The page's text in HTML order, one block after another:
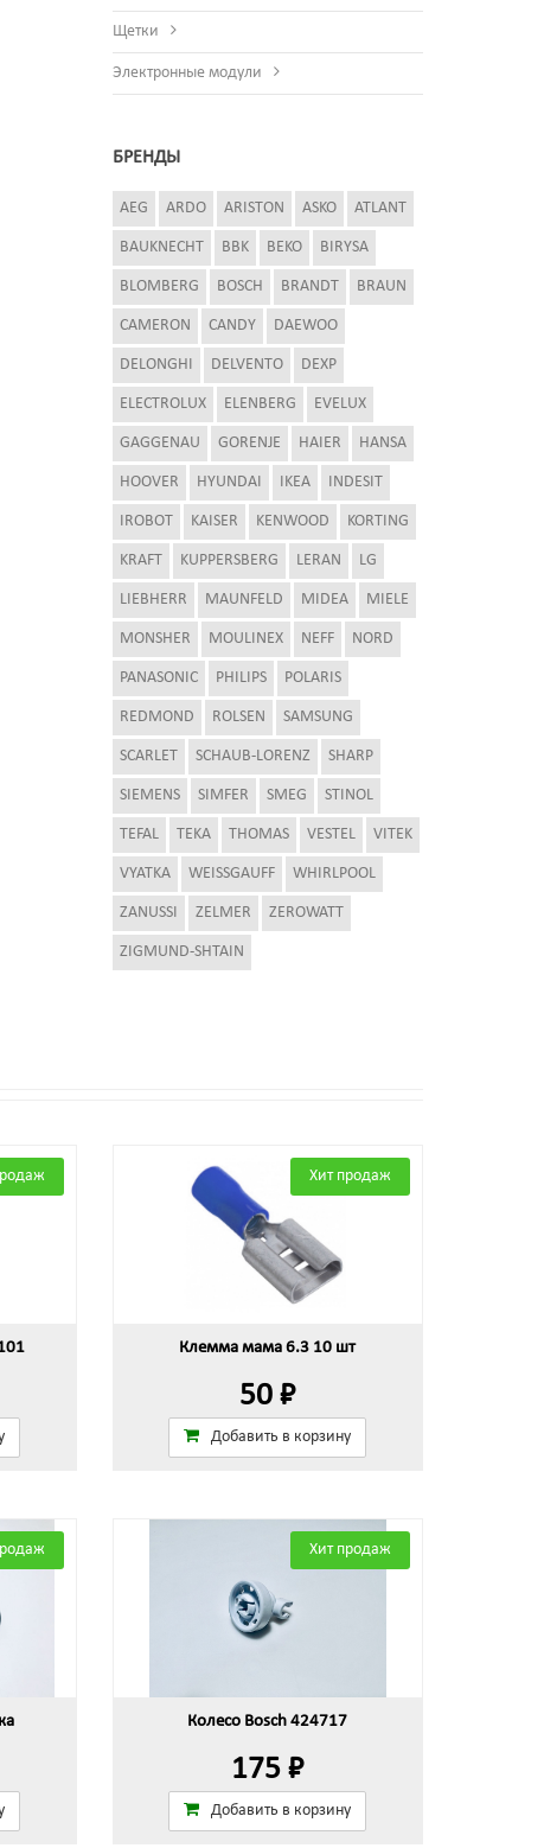
Щетки
Электронные модули
БРЕНДЫ
AEG ARDO ARISTON ASKO ATLANT
BAUKNECHT BBK BEKO BIRYSA
BLOMBERG BOSCH BRANDT BRAUN
CAMERON CANDY DAEWOO
DELONGHI DELVENTO DEXP
ELECTROLUX ELENBERG EVELUX
GAGGENAU GORENJE HAIER HANSA
HOOVER HYUNDAI IKEA INDESIT
IROBOT KAISER KENWOOD KORTING
KRAFT KUPPERSBERG LERAN LG
LIEBHERR MAUNFELD MIDEA MIELE
MONSHER MOULINEX NEFF NORD
PANASONIC PHILIPS POLARIS
REDMOND ROLSEN SAMSUNG
SCARLET SCHAUB-LORENZ SHARP
SIEMENS SIMFER SMEG STINOL
TEFAL TEKA THOMAS VESTEL VITEK
VYATKA WEISSGAUFF WHIRLPOOL
ZANUSSI ZELMER ZEROWATT
ZIGMUND-SHTAIN
Хит продаж
Клемма мама 6.3 10 шт
50 ₽
Добавить в корзину
Хит продаж
Колесо Bosch 424717
175 ₽
Добавить в корзину